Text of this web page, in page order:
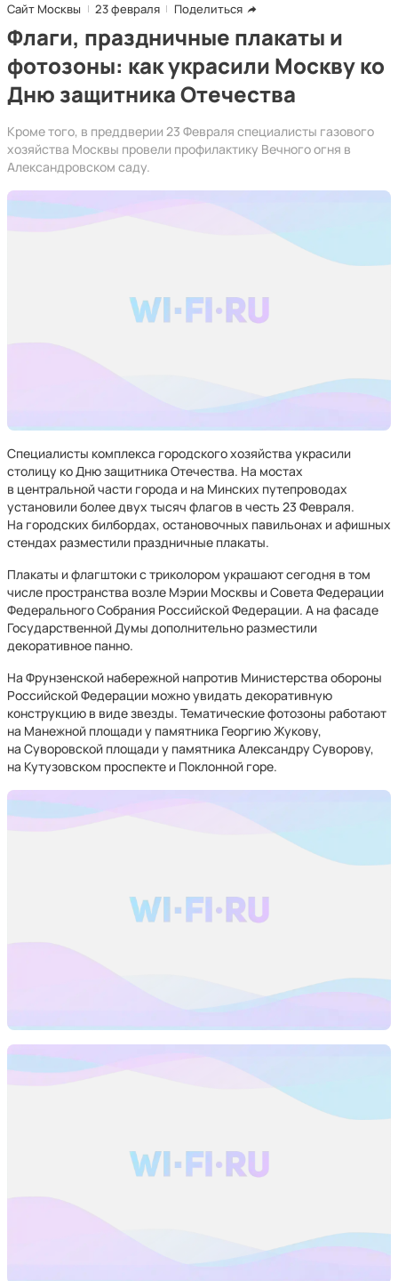
Сайт Москвы 23 февраля Поделиться
Флаги, праздничные плакаты и
фотозоны: как украсили Москву ко
Дню защитника Отечества
Кроме того, в преддверии 23 Февраля специалисты газового
хозяйства Москвы провели профилактику Вечного огня в
Александровском саду.
Специалисты комплекса городского хозяйства украсили
столицу ко Дню защитника Отечества. На мостах
в центральной части города и на Минских путепроводах
установили более двух тысяч флагов в честь 23 Февраля.
На городских билбордах, остановочных павильонах и афишных
стендах разместили праздничные плакаты.
Плакаты и флагштоки с триколором украшают сегодня в том
числе пространства возле Мэрии Москвы и Совета Федерации
Федерального Собрания Российской Федерации. А на фасаде
Государственной Думы дополнительно разместили
декоративное панно.
На Фрунзенской набережной напротив Министерства обороны
Российской Федерации можно увидать декоративную
конструкцию в виде звезды. Тематические фотозоны работают
на Манежной площади у памятника Георгию Жукову,
на Суворовской площади у памятника Александру Суворову,
на Кутузовском проспекте и Поклонной горе.